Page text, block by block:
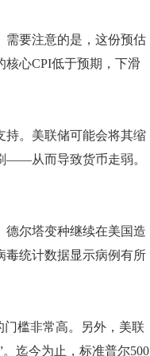
要注意的是，这份预估
核心CPI低于预期，下滑
。美联储可能会将其缩
——从而导致货币走弱。
尔塔变种继续在美国造
毒统计数据显示病例有所
槛非常高。另外，美联
迄今为止，标准普尔500